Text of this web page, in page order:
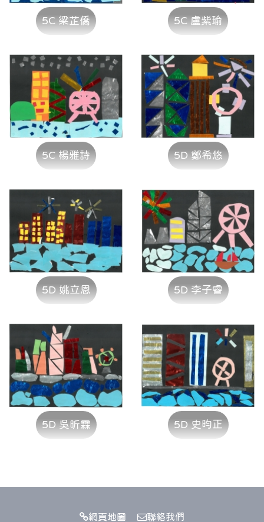
5C 梁芷僑 5C 盧紫瑜
5C 楊雅詩 5D 鄭希悠
5D 姚立恩 5D 李子睿
5D 吳昕霖 5D 史昀正
網頁地圖 聯絡我們